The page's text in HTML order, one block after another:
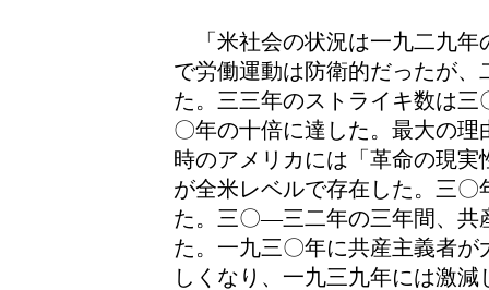
「米社会の状況は一九二九年
で労働運動は防衛的だったが
た。三三年のストライキ数は
〇年の十倍に達した。最大の
時のアメリカには「革命の現
が全米レベルで存在した。三
た。三〇―三二年の三年間、共
た。一九三〇年に共産主義者
しくなり、一九三九年には激減